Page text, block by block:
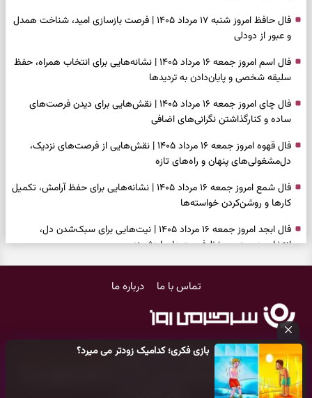
بازی فکری؛ کدامیک زودتر می میرد؟
فال حافظ امروز شنبه ۱۷ مرداد ۱۴۰۵ | فرصت بازسازی امید، شناخت همدل
و عبور از دودلی
فال اسم امروز جمعه ۱۶ مرداد ۱۴۰۵ | نشانه‌هایی برای انتخاب همراه، حفظ
سلیقه شخصی و پایان‌دادن به تردیدها
فال چای امروز جمعه ۱۶ مرداد ۱۴۰۵ | نقش‌هایی برای دیدن فرصت‌های
ساده و کنارگذاشتن نگرانی‌های اضافی
فال قهوه امروز جمعه ۱۶ مرداد ۱۴۰۵ | نقش‌هایی از فرصت‌های نزدیک،
دل‌مشغولی‌های پنهان و راه‌های تازه
فال شمع امروز جمعه ۱۶ مرداد ۱۴۰۵ | نشانه‌هایی برای حفظ آرامش، تکمیل
کارها و روشن‌کردن خواسته‌ها
فال ابجد امروز جمعه ۱۶ مرداد ۱۴۰۵ | نیت‌هایی برای سبک‌شدن دل،
انتخاب درست و حفظ فرصت‌های ارزشمند
شنیدن ندای درون و حرکت در زمان مناسب
دیدن ارزش مسیرهای آرام
وقتی همه راه‌ها بسته شد، این دعای گشایش را بخوانید؛ ذکر معتبر برای
آسان شدن فوری کارهای سخت
تماس با ما درباره ما
کلیه حقوق مادی و معنوی این سایت متعلق بهپایگاه خبری سرگرمی روز
می‌باشد و هر گونه کپی‌برداری توسط دیگر سایت‌ها